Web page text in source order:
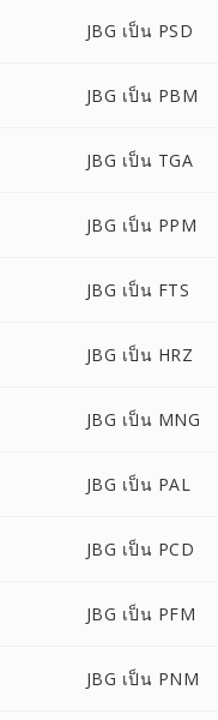
JBG เป็น PSD
JBG เป็น PBM
JBG เป็น TGA
JBG เป็น PPM
JBG เป็น FTS
JBG เป็น HRZ
JBG เป็น MNG
JBG เป็น PAL
JBG เป็น PCD
JBG เป็น PFM
JBG เป็น PNM